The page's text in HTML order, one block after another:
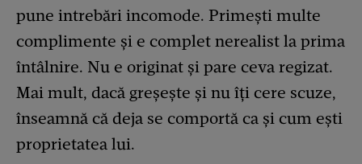
pune intrebări incomode. Primești multe
complimente și e complet nerealist la prima
întâlnire. Nu e originat și pare ceva regizat.
Mai mult, dacă greșește și nu îți cere scuze,
înseamnă că deja se comportă ca și cum ești
proprietatea lui.